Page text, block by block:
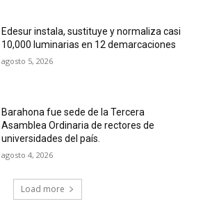
Edesur instala, sustituye y normaliza casi
10,000 luminarias en 12 demarcaciones
agosto 5, 2026
Barahona fue sede de la Tercera
Asamblea Ordinaria de rectores de
universidades del país.
agosto 4, 2026
Load more